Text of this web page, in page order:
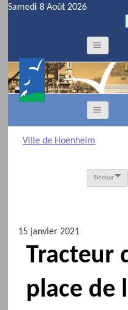
Samedi 8 Août 2026
Ville de Hoenheim
Sidebar
15 janvier 2021
Tracteur
place de